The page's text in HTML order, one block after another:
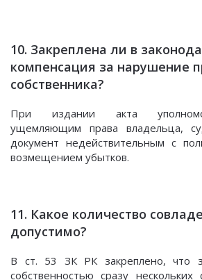
10. Закреплена ли в
компенсация за нарушение
собственника?
При издании акта
ущемляющим права владельца,
документ недействительным с
возмещением убытков.
11. Какое количество
допустимо?
В ст. 53 ЗК РК закреплено, что
собственностью сразу нескольких